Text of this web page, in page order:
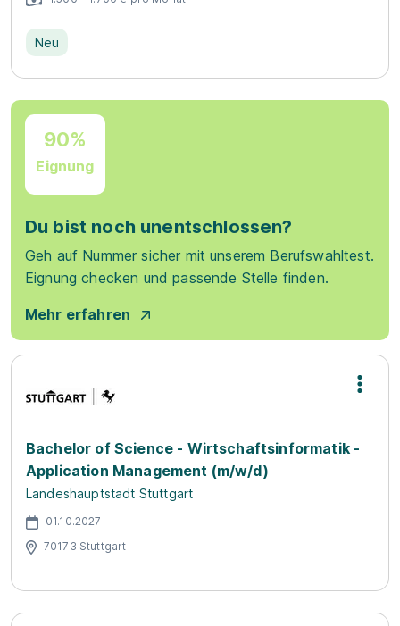
Neu
90%
Eignung
Du bist noch unentschlossen?
Geh auf Nummer sicher mit unserem Berufswahltest.
Eignung checken und passende Stelle finden.
Mehr erfahren
Bachelor of Science - Wirtschaftsinformatik -
Application Management (m/w/d)
Landeshauptstadt Stuttgart
01.10.2027
70173 Stuttgart